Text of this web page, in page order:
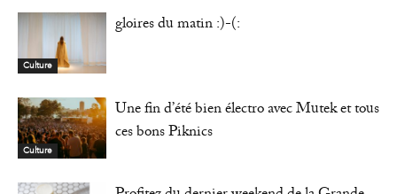
Culture
gloires du matin :)-(:
Culture
Une fin d’été bien électro avec Mutek et tous
ces bons Piknics